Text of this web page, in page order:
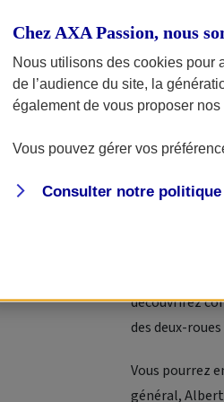
Chez AXA Passion, nous
Nous utilisons des cookies pour
de l’audience du site, la
également de vous proposer
Vous pouvez gérer vos
Consulter notre politique
de ses
Luxe
une marque
cette marque
rêver en
des ateliers
découvrirez
des deux-
Vous pourrez
général,